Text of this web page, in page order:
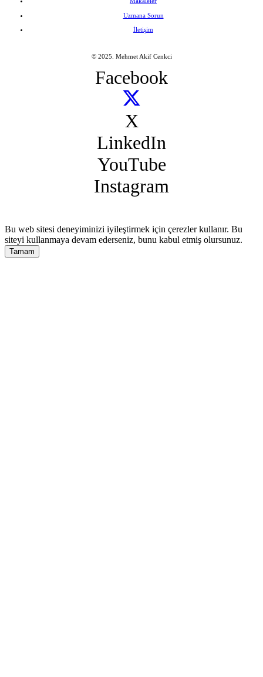
Uzmana Sorun
İletişim
© 2025. Mehmet Akif Cenkci
Facebook
X
LinkedIn
YouTube
Instagram
Bu web sitesi deneyiminizi iyileştirmek için çerezler kullanır. Bu
siteyi kullanmaya devam ederseniz, bunu kabul etmiş olursunuz.
Tamam